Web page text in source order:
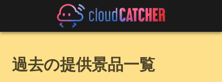
過去の提供景品一覧